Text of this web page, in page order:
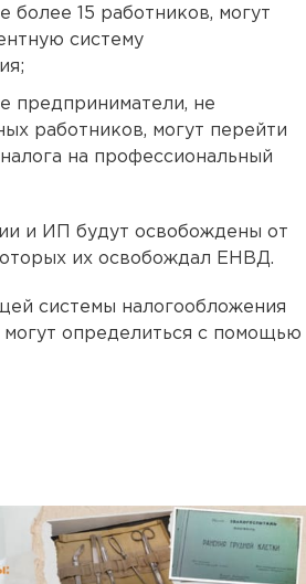
более 15 работников, могут
систему
предприниматели, не
работников, могут перейти
на профессиональный
и ИП будут освобождены от
их освобождал ЕНВД.
системы налогообложения
определиться с помощью